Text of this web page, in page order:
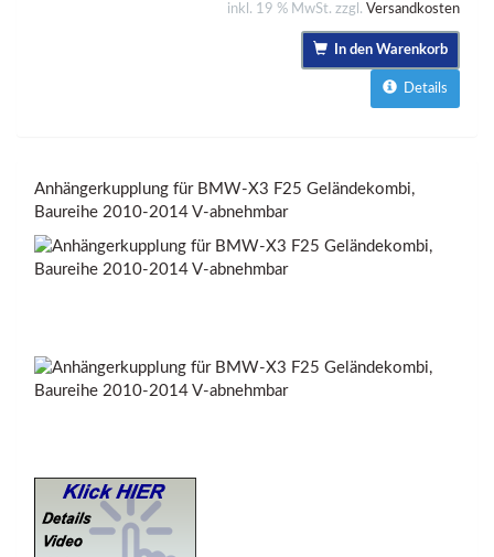
inkl. 19 % MwSt. zzgl. Versandkosten
In den Warenkorb
Details
Anhängerkupplung für BMW-X3 F25 Geländekombi,
Baureihe 2010-2014 V-abnehmbar